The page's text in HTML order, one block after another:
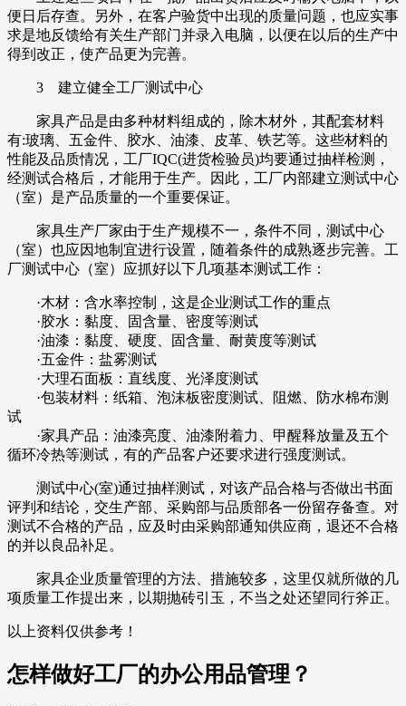
便日后存查。另外，在客户验货中出现的质量问题，也应实事
求是地反馈给有关生产部门并录入电脑，以便在以后的生产中
得到改正，使产品更为完善。
3 建立健全工厂测试中心
家具产品是由多种材料组成的，除木材外，其配套材料
有:玻璃、五金件、胶水、油漆、皮革、铁艺等。这些材料的
性能及品质情况，工厂IQC(进货检验员)均要通过抽样检测，
经测试合格后，才能用于生产。因此，工厂内部建立测试中心
（室）是产品质量的一个重要保证。
家具生产厂家由于生产规模不一，条件不同，测试中心
（室）也应因地制宜进行设置，随着条件的成熟逐步完善。工
厂测试中心（室）应抓好以下几项基本测试工作：
·木材：含水率控制，这是企业测试工作的重点
·胶水：黏度、固含量、密度等测试
·油漆：黏度、硬度、固含量、耐黄度等测试
·五金件：盐雾测试
·大理石面板：直线度、光泽度测试
·包装材料：纸箱、泡沫板密度测试、阻燃、防水棉布测
试
·家具产品：油漆亮度、油漆附着力、甲醒释放量及五个
循环冷热等测试，有的产品客户还要求进行强度测试。
测试中心(室)通过抽样测试，对该产品合格与否做出书面
评判和结论，交生产部、采购部与品质部各一份留存备查。对
测试不合格的产品，应及时由采购部通知供应商，退还不合格
的并以良品补足。
家具企业质量管理的方法、措施较多，这里仅就所做的几
项质量工作提出来，以期抛砖引玉，不当之处还望同行斧正。
以上资料仅供参考！
怎样做好工厂的办公用品管理？